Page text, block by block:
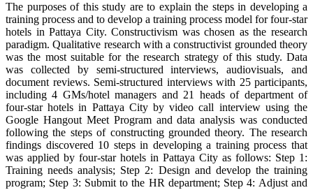
The purposes of this study are to explain the steps in developing a
training process and to develop a training process model for four-star
hotels in Pattaya City. Constructivism was chosen as the research
paradigm. Qualitative research with a constructivist grounded theory
was the most suitable for the research strategy of this study. Data
was collected by semi-structured interviews, audiovisuals, and
document reviews. Semi-structured interviews with 25 participants,
including 4 GMs/hotel managers and 21 heads of department of
four-star hotels in Pattaya City by video call interview using the
Google Hangout Meet Program and data analysis was conducted
following the steps of constructing grounded theory. The research
findings discovered 10 steps in developing a training process that
was applied by four-star hotels in Pattaya City as follows: Step 1:
Training needs analysis; Step 2: Design and develop the training
program; Step 3: Submit to the HR department; Step 4: Adjust and